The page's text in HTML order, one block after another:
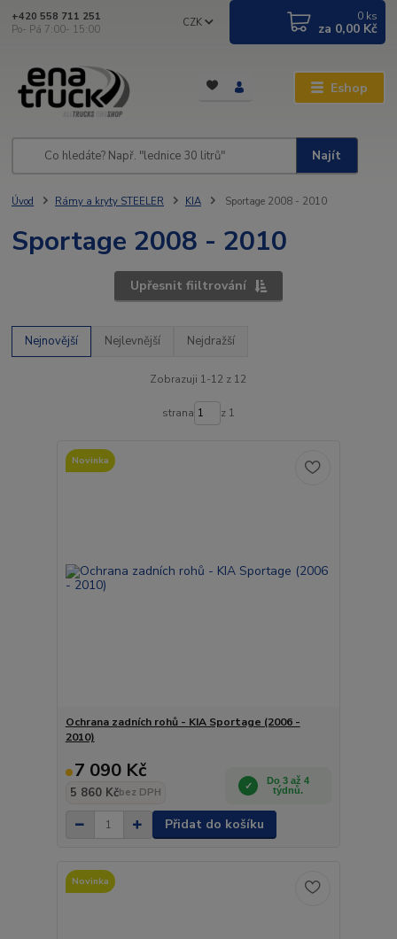
Eshop
CZK
Najít
+420 558 711 251
Po- Pá 7:00- 15:00
0 ks
za 0,00 Kč
Úvod Rámy a kryty STEELER KIA Sportage 2008 - 2010
Sportage 2008 - 2010
Upřesnit fiiltrování
Nejnovější Nejlevnější Nejdražší
Zobrazuji 1-12 z 12
strana z 1
Novinka
Ochrana zadních rohů - KIA Sportage (2006 -
2010)
7 090 Kč
5 860 Kčbez DPH
Do 3 až 4
týdnů.
Přidat do košíku
Novinka